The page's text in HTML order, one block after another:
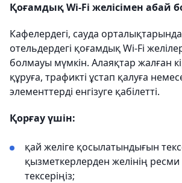
Қоғамдық Wi-Fi желісімен абай
Кафелердегі, сауда
отельдердегі қоғамдық Wi-Fi
болмауы мүмкін. Алаяқтар жалған
құруға, трафикті ұстап қалуға
элементтерді енгізуге қабілетті.
Қорғау үшін:
қай желіге қосылатындығын
қызметкерлерден желінің
тексеріңіз;